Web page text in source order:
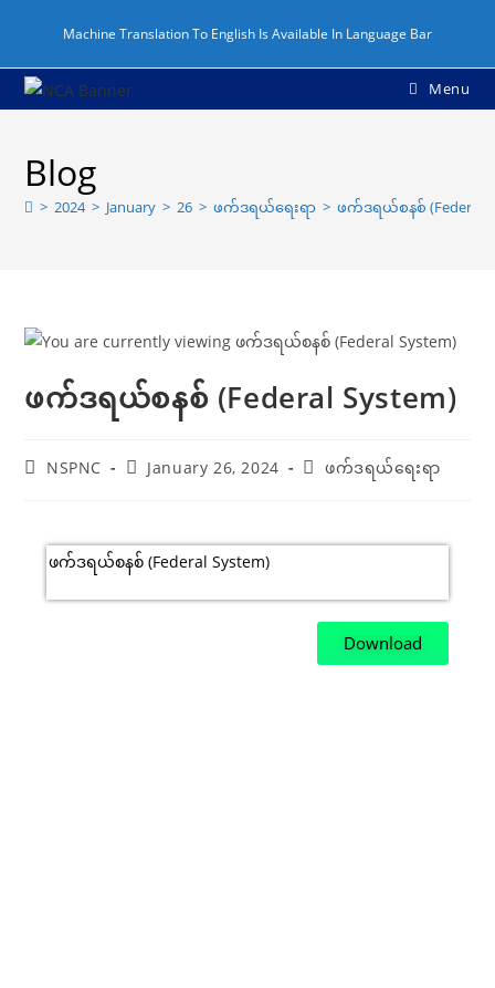
Machine Translation To English Is Available In Language Bar
Menu
Blog
> 2024 > January > 26 > ဖက်ဒရယ်ရေးရာ > ဖက်ဒရယ်စနစ် (Federal
ဖက်ဒရယ်စနစ် (Federal System)
NSPNC January 26, 2024 ဖက်ဒရယ်ရေးရာ
ဖက်ဒရယ်စနစ် (Federal System)
Download